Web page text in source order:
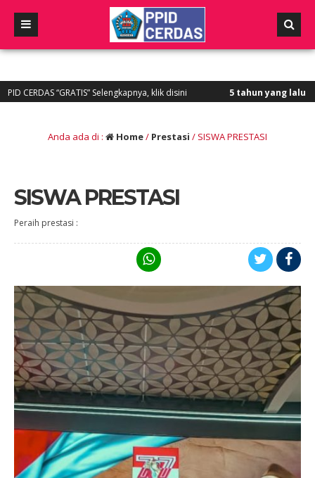
“GRATIS” Selengkapnya, klik disini 5 tahun yang lalu/ PPID
Anda ada di : Home/ Prestasi / SISWA PRESTASI
SISWA PRESTASI
Peraih prestasi :